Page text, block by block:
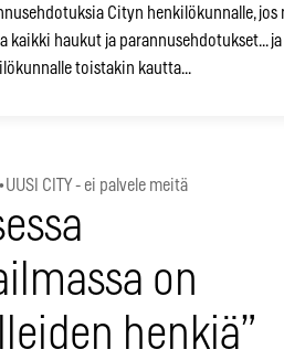
Cityn henkilökunnalle,
kaikki haukut ja parannusehdotukset...
toistakin kautta...
•UUSI CITY - ei palvele meitä
on
henkiä”